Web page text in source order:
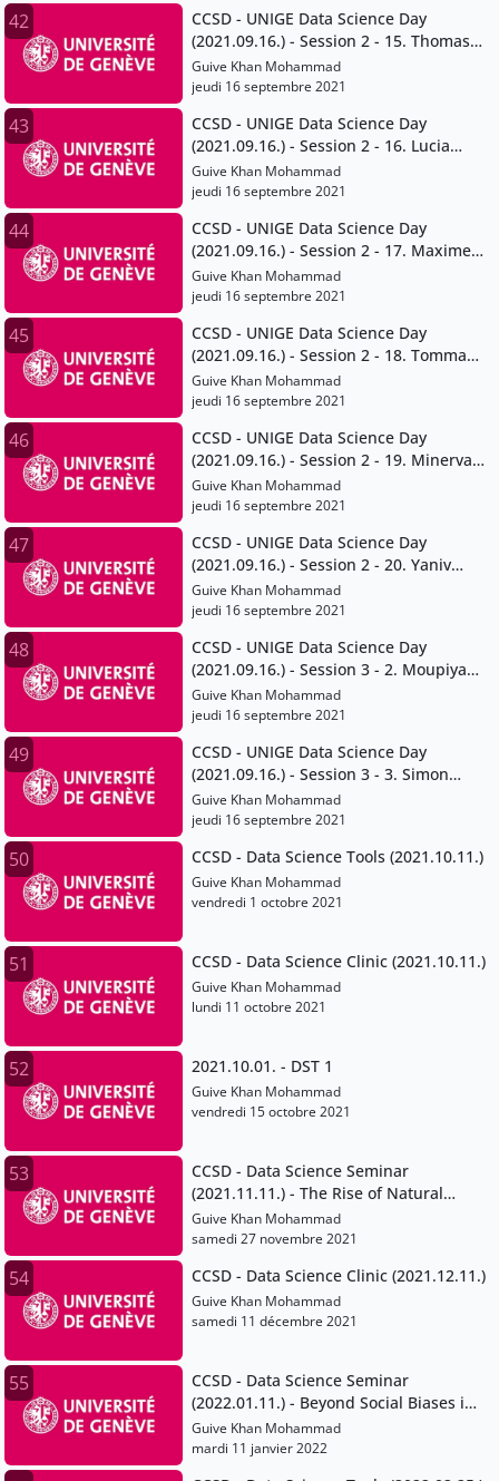
42
CCSD - UNIGE Data Science Day
(2021.09.16.) - Session 2 - 15. Thomas
Maillart
Guive Khan Mohammad
jeudi 16 septembre 2021
43
CCSD - UNIGE Data Science Day
(2021.09.16.) - Session 2 - 16. Lucia
Gomez Teijeiro and Giuseppe Ugazio
Guive Khan Mohammad
jeudi 16 septembre 2021
44
CCSD - UNIGE Data Science Day
(2021.09.16.) - Session 2 - 17. Maxime
Stauffer
Guive Khan Mohammad
jeudi 16 septembre 2021
45
CCSD - UNIGE Data Science Day
(2021.09.16.) - Session 2 - 18. Tommaso
Venturini
Guive Khan Mohammad
jeudi 16 septembre 2021
46
CCSD - UNIGE Data Science Day
(2021.09.16.) - Session 2 - 19. Minerva
Rivas Velarde
Guive Khan Mohammad
jeudi 16 septembre 2021
47
CCSD - UNIGE Data Science Day
(2021.09.16.) - Session 2 - 20. Yaniv
Benhamou
Guive Khan Mohammad
jeudi 16 septembre 2021
48
CCSD - UNIGE Data Science Day
(2021.09.16.) - Session 3 - 2. Moupiya
Maji
Guive Khan Mohammad
jeudi 16 septembre 2021
49
CCSD - UNIGE Data Science Day
(2021.09.16.) - Session 3 - 3. Simon
Gabay and Jean-Luc Falcone
Guive Khan Mohammad
jeudi 16 septembre 2021
50 CCSD - Data Science Tools (2021.10.11.)
Guive Khan Mohammad
vendredi 1 octobre 2021
51 CCSD - Data Science Clinic (2021.10.11.)
Guive Khan Mohammad
lundi 11 octobre 2021
52 2021.10.01. - DST 1
Guive Khan Mohammad
vendredi 15 octobre 2021
53
CCSD - Data Science Seminar
(2021.11.11.) - The Rise of Natural
Language Processing
Guive Khan Mohammad
samedi 27 novembre 2021
54 CCSD - Data Science Clinic (2021.12.11.)
Guive Khan Mohammad
samedi 11 décembre 2021
55
CCSD - Data Science Seminar
(2022.01.11.) - Beyond Social Biases in
Data
Guive Khan Mohammad
mardi 11 janvier 2022